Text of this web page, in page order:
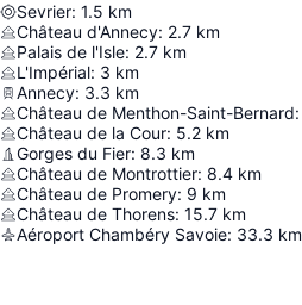
Sevrier: 1.5 km
Château d'Annecy: 2.7 km
Palais de l'Isle: 2.7 km
L'Impérial: 3 km
Annecy: 3.3 km
Château de Menthon-Saint-Bernard:
Château de la Cour: 5.2 km
Gorges du Fier: 8.3 km
Château de Montrottier: 8.4 km
Château de Promery: 9 km
Château de Thorens: 15.7 km
Aéroport Chambéry Savoie: 33.3 km